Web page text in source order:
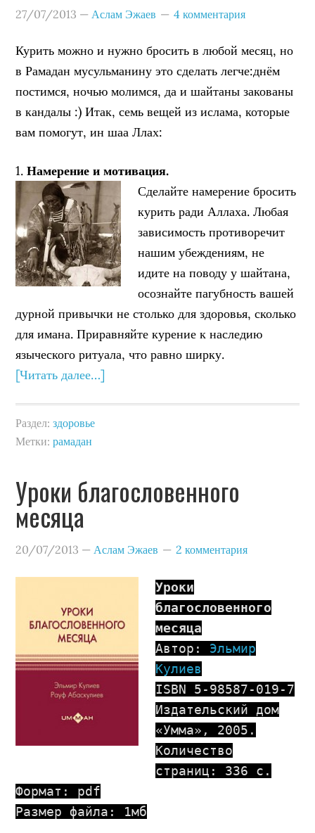
27/07/2013 — Аслам Эжаев 4 комментария
Курить можно и нужно бросить в любой месяц, но
в Рамадан мусульманину это сделать легче:днём
постимся, ночью молимся, да и шайтаны закованы
в кандалы :) Итак, семь вещей из ислама, которые
вам помогут, ин шаа Ллах:
1.Намерение и мотивация.
Сделайте намерение бросить
курить ради Аллаха. Любая
зависимость противоречит
нашим убеждениям, не
идите на поводу у шайтана,
осознайте пагубность вашей
дурной привычки не столько для здоровья, сколько
для имана. Приравняйте курение к наследию
языческого ритуала, что равно ширку.
[Читать далее…]
Раздел:здоровье
Метки:рамадан
Уроки благословенного
месяца
20/07/2013 — Аслам Эжаев 2 комментария
Уроки
благословенного
месяца
Автор: Эльмир
Кулиев
ISBN 5-98587-019-7
Издательский дом
«Умма», 2005.
Количество
страниц: 336 с.
Формат: pdf
Размер файла: 1мб